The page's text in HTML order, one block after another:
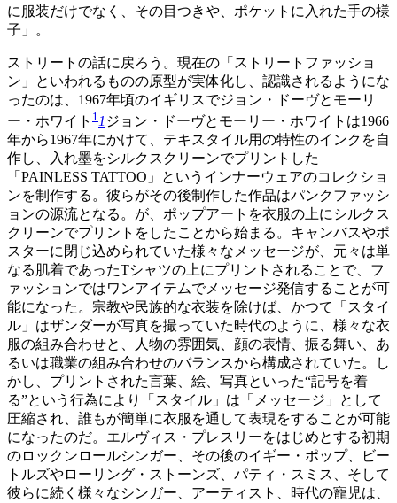
に服装だけでなく、その目つきや、ポケットに入れた手の様
子」。
ストリートの話に戻ろう。現在の「ストリートファッショ
ン」といわれるものの原型が実体化し、認識されるようにな
ったのは、1967年頃のイギリスでジョン・ドーヴとモーリ
ー・ホワイト 1 1 ジョン・ドーヴとモーリー・ホワイトは1966
年から1967年にかけて、テキスタイル用の特性のインクを自
作し、入れ墨をシルクスクリーンでプリントした
「PAINLESS TATTOO」というインナーウェアのコレクショ
ンを制作する。彼らがその後制作した作品はパンクファッシ
ョンの源流となる。 が、ポップアートを衣服の上にシルクス
クリーンでプリントをしたことから始まる。キャンバスやポ
スターに閉じ込められていた様々なメッセージが、元々は単
なる肌着であったTシャツの上にプリントされることで、フ
ァッションではワンアイテムでメッセージ発信することが可
能になった。宗教や民族的な衣装を除けば、かつて「スタイ
ル」はザンダーが写真を撮っていた時代のように、様々な衣
服の組み合わせと、人物の雰囲気、顔の表情、振る舞い、あ
るいは職業の組み合わせのバランスから構成されていた。し
かし、プリントされた言葉、絵、写真といった“記号を着
る”という行為により「スタイル」は「メッセージ」として
圧縮され、誰もが簡単に衣服を通して表現をすることが可能
になったのだ。エルヴィス・プレスリーをはじめとする初期
のロックンロールシンガー、その後のイギー・ポップ、ビー
トルズやローリング・ストーンズ、パティ・スミス、そして
彼らに続く様々なシンガー、アーティスト、時代の寵児は、